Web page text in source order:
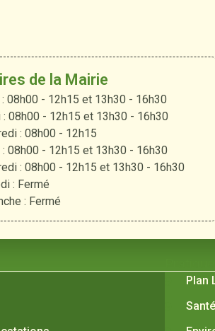
de la Mairie
08h00 - 12h15 et 13h30 - 16h30
: 08h00 - 12h15 et 13h30 - 16h30
: 08h00 - 12h15
08h00 - 12h15 et 13h30 - 16h30
: 08h00 - 12h15 et 13h30 - 16h30
: Fermé
: Fermé
Plan